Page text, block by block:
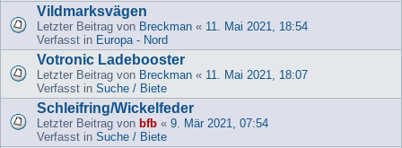
Vildmarksvägen
Letzter Beitrag von Breckman « 11. Mai 2021, 18:54
Verfasst in Europa - Nord
Votronic Ladebooster
Letzter Beitrag von Breckman « 11. Mai 2021, 18:07
Verfasst in Suche / Biete
Schleifring/Wickelfeder
Letzter Beitrag von bfb « 9. Mär 2021, 07:54
Verfasst in Suche / Biete